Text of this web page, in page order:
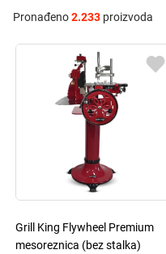
Pronađeno2.233 proizvoda
Grill King Flywheel Premium
mesoreznica (bez stalka)